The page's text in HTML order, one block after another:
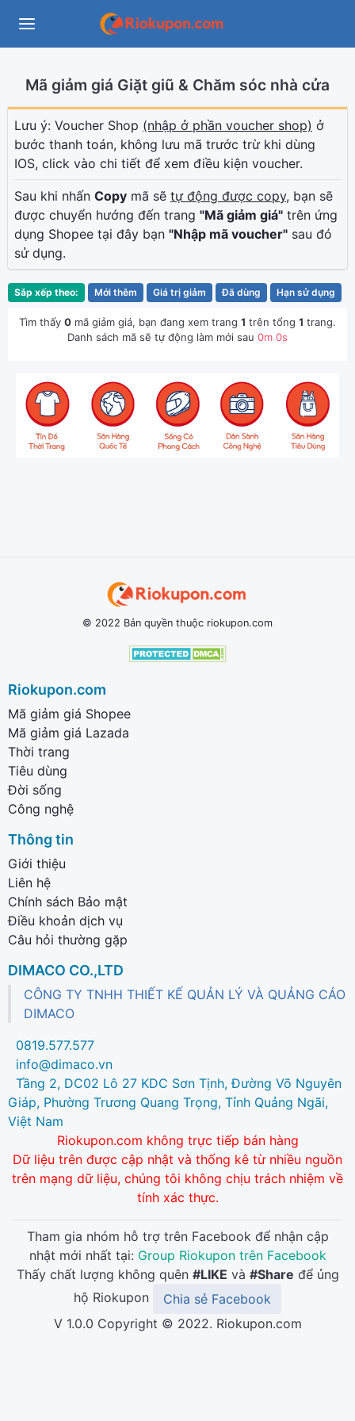
Mã giảm giá Giặt giũ & Chăm sóc nhà cửa
Lưu ý: Voucher Shop (nhập ở phần voucher shop) ở
bước thanh toán, không lưu mã trước trừ khi dùng
IOS, click vào chi tiết để xem điều kiện voucher.
Sau khi nhấn Copy mã sẽ tự động được copy, bạn sẽ
được chuyển hướng đến trang "Mã giảm giá" trên ứng
dụng Shopee tại đây bạn "Nhập mã voucher" sau đó
sử dụng.
Sắp xếp theo: Mới thêm Giá trị giảm Đã dùng Hạn sử dụng
Tìm thấy 0 mã giảm giá, bạn đang xem trang 1 trên tổng 1 trang.
Danh sách mã sẽ tự động làm mới sau 0m 0s
© 2022 Bản quyền thuộc riokupon.com
Riokupon.com
Mã giảm giá Shopee
Mã giảm giá Lazada
Thời trang
Tiêu dùng
Đời sống
Công nghệ
Thông tin
Giới thiệu
Liên hệ
Chính sách Bảo mật
Điều khoản dịch vụ
Câu hỏi thường gặp
DIMACO CO.,LTD
CÔNG TY TNHH THIẾT KẾ QUẢN LÝ VÀ QUẢNG CÁO
DIMACO
0819.577.577
info@dimaco.vn
Tầng 2, DC02 Lô 27 KDC Sơn Tịnh, Đường Võ Nguyên
Giáp, Phường Trương Quang Trọng, Tỉnh Quảng Ngãi,
Việt Nam
Riokupon.com không trực tiếp bán hàng
Dữ liệu trên được cập nhật và thống kê từ nhiều nguồn
trên mạng dữ liệu, chúng tôi không chịu trách nhiệm về
tính xác thực.
Tham gia nhóm hỗ trợ trên Facebook để nhận cập
nhật mới nhất tại: Group Riokupon trên Facebook
Thấy chất lượng không quên #LIKE và #Share để ủng
hộ Riokupon
Chia sẻ Facebook
V 1.0.0 Copyright © 2022. Riokupon.com